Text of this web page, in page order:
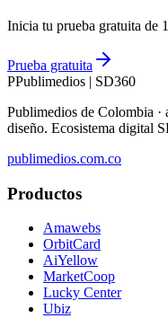
Inicia tu prueba gratuita de
Prueba gratuita
PPublimedios | SD360
Publimedios de Colombia ·
diseño. Ecosistema digital
publimedios.com.co
Productos
Amawebs
OrbitCard
AiYellow
MarketCoop
Lucky Center
Ubiz